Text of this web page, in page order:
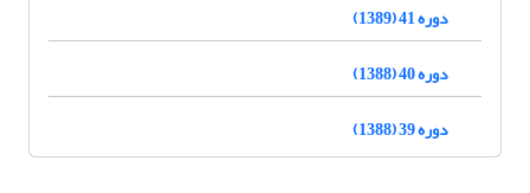
دوره 41 (1389)
دوره 40 (1388)
دوره 39 (1388)